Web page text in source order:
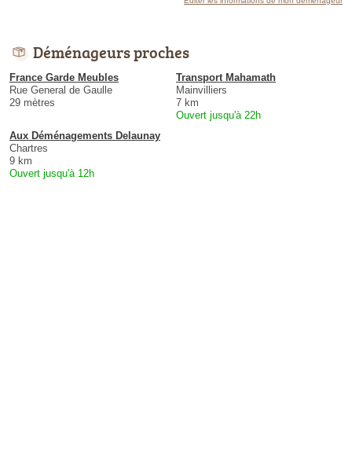
Déménageurs proches
France Garde Meubles
Rue General de Gaulle
29 mètres
Transport Mahamath
Mainvilliers
7 km
Ouvert jusqu'à 22h
Aux Déménagements Delaunay
Chartres
9 km
Ouvert jusqu'à 12h